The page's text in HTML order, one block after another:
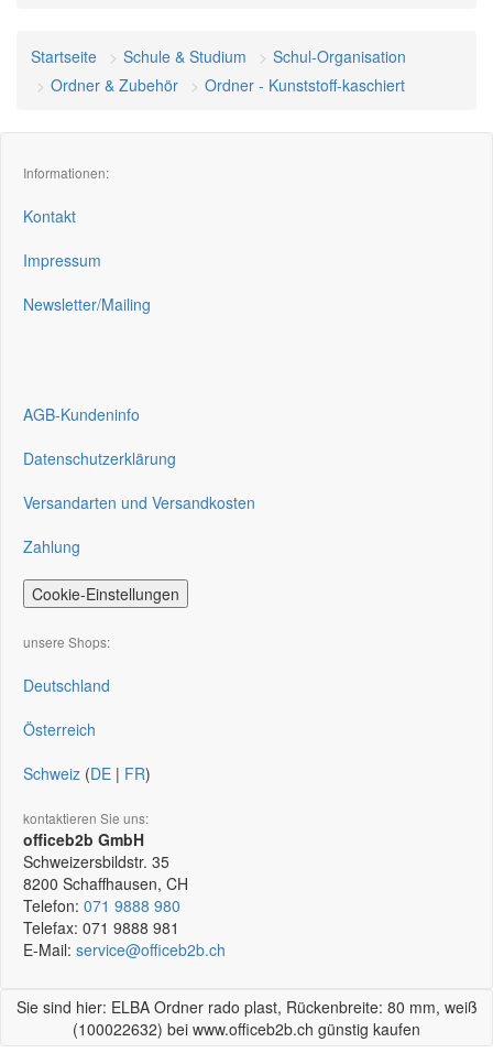
Startseite Schule & Studium
Schul-Organisation
Ordner & Zubehör
Ordner - Kunststoff-kaschiert
Informationen:
Kontakt
Impressum
Newsletter/Mailing
AGB-Kundeninfo
Datenschutzerklärung
Versandarten und Versandkosten
Zahlung
Cookie-Einstellungen
unsere Shops:
Deutschland
Österreich
Schweiz (DE | FR)
kontaktieren Sie uns:
officeb2b GmbH
Schweizersbildstr. 35
8200 Schaffhausen, CH
Telefon: 071 9888 980
Telefax: 071 9888 981
E-Mail: service@officeb2b.ch
Sie sind hier: ELBA Ordner rado plast, Rückenbreite: 80 mm, weiß
(100022632) bei www.officeb2b.ch günstig kaufen